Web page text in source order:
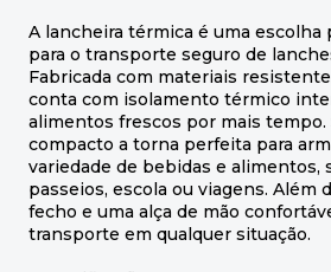
A lancheira térmica é uma escolha
para o transporte seguro de
Fabricada com materiais
conta com isolamento térmico
alimentos frescos por mais tempo.
compacto a torna perfeita para
variedade de bebidas e alimentos,
passeios, escola ou viagens. Além
fecho e uma alça de mão
transporte em qualquer situação.